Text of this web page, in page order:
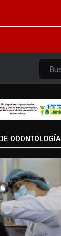
ODONTOLOGÍA